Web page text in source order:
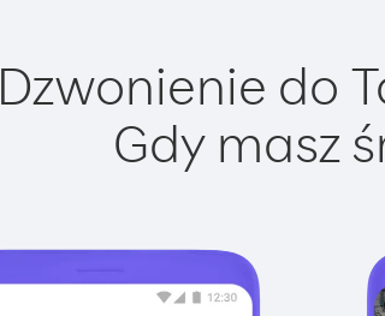
Dzwonienie do
Gdy masz